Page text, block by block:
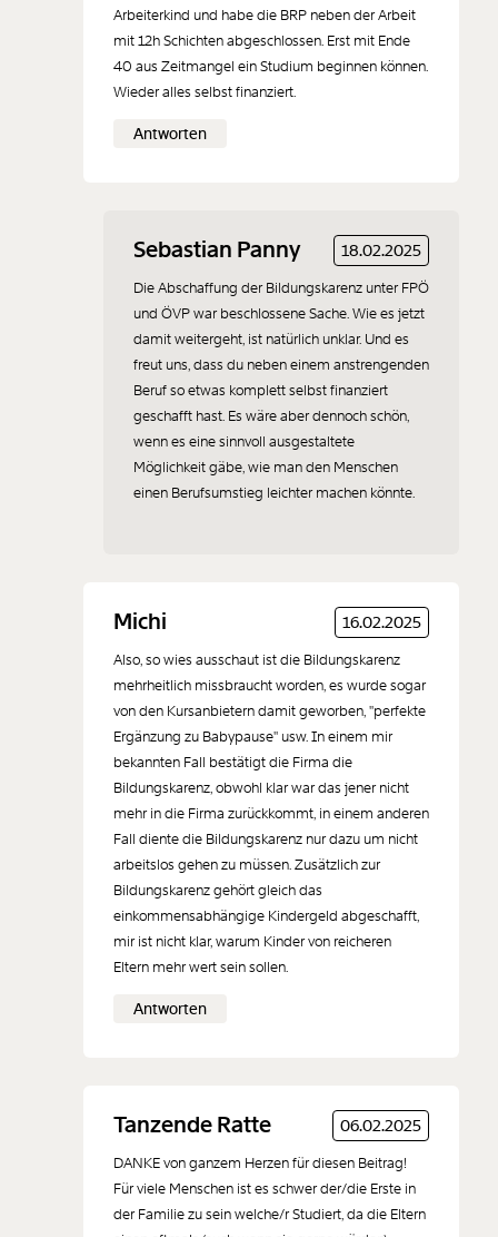
Arbeiterkind und habe die BRP neben der Arbeit
mit 12h Schichten abgeschlossen. Erst mit Ende
40 aus Zeitmangel ein Studium beginnen können.
Wieder alles selbst finanziert.
Antworten
Sebastian Panny 18.02.2025
Die Abschaffung der Bildungskarenz unter FPÖ
und ÖVP war beschlossene Sache. Wie es jetzt
damit weitergeht, ist natürlich unklar. Und es
freut uns, dass du neben einem anstrengenden
Beruf so etwas komplett selbst finanziert
geschafft hast. Es wäre aber dennoch schön,
wenn es eine sinnvoll ausgestaltete
Möglichkeit gäbe, wie man den Menschen
einen Berufsumstieg leichter machen könnte.
Michi 16.02.2025
Also, so wies ausschaut ist die Bildungskarenz
mehrheitlich missbraucht worden, es wurde sogar
von den Kursanbietern damit geworben, "perfekte
Ergänzung zu Babypause" usw. In einem mir
bekannten Fall bestätigt die Firma die
Bildungskarenz, obwohl klar war das jener nicht
mehr in die Firma zurückkommt, in einem anderen
Fall diente die Bildungskarenz nur dazu um nicht
arbeitslos gehen zu müssen. Zusätzlich zur
Bildungskarenz gehört gleich das
einkommensabhängige Kindergeld abgeschafft,
mir ist nicht klar, warum Kinder von reicheren
Eltern mehr wert sein sollen.
Antworten
Tanzende Ratte 06.02.2025
DANKE von ganzem Herzen für diesen Beitrag!
Für viele Menschen ist es schwer der/die Erste in
der Familie zu sein welche/r Studiert, da die Eltern